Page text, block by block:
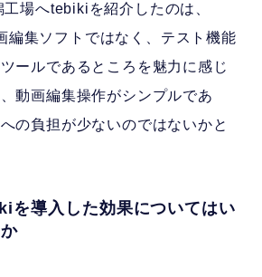
工場へtebikiを紹介したのは、
編集ソフトではなく、テスト機能
ールであるところを魅力に感じ
動画編集操作がシンプルであ
の負担が少ないのではないかと
を導入した効果についてはい